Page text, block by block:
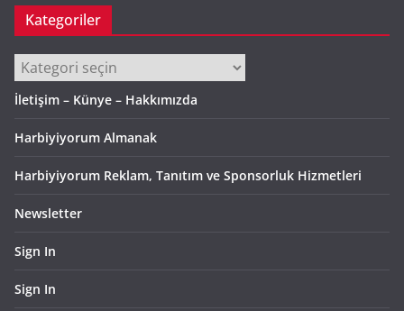
Kategoriler
Kategoriler
İletişim – Künye – Hakkımızda
Harbiyiyorum Almanak
Harbiyiyorum Reklam, Tanıtım ve Sponsorluk Hizmetleri
Newsletter
Sign In
Sign In